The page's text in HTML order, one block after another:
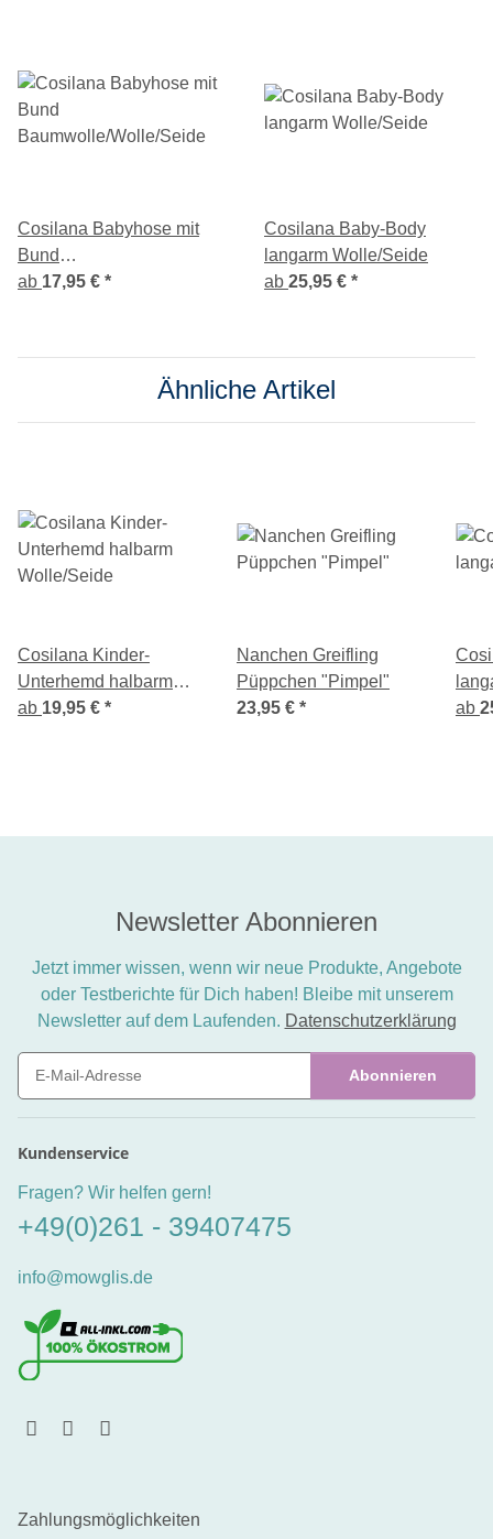
Cosilana Babyhose mit
Bund
Baumwolle/Wolle/Seide
ab 17,95 € *
Cosilana Baby-Body
langarm Wolle/Seide
ab 25,95 € *
Ähnliche Artikel
Cosilana Kinder-
Unterhemd halbarm
Wolle/Seide
ab 19,95 € *
Nanchen Greifling
Püppchen "Pimpel"
23,95 € *
ab
Newsletter Abonnieren
Jetzt immer wissen, wenn wir neue Produkte, Angebote
oder Testberichte für Dich haben! Bleibe mit unserem
Newsletter auf dem Laufenden. Datenschutzerklärung
Abonnieren
Kundenservice
Fragen? Wir helfen gern!
+49(0)261 - 39407475
info@mowglis.de
Zahlungsmöglichkeiten